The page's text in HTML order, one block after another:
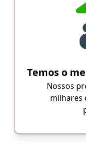
Temos o
Nossos
milhares